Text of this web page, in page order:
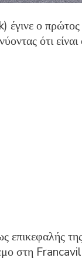
ο πρώτος
ότι
επικεφαλής
στη